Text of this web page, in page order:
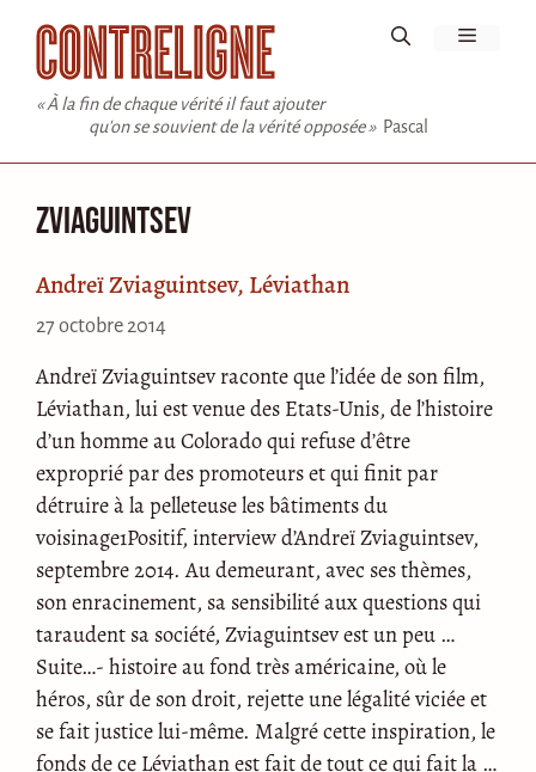
contenu
« À la fin de chaque vérité il faut ajouter
qu'on se souvient de la vérité opposée » Pascal
Menu
Zviaguintsev
Andreï Zviaguintsev, Léviathan
27 octobre 2014
Andreï Zviaguintsev raconte que l’idée de son film,
Léviathan, lui est venue des Etats-Unis, de l’histoire
d’un homme au Colorado qui refuse d’être
exproprié par des promoteurs et qui finit par
détruire à la pelleteuse les bâtiments du
voisinage1Positif, interview d’Andreï Zviaguintsev,
septembre 2014. Au demeurant, avec ses thèmes,
son enracinement, sa sensibilité aux questions qui
taraudent sa société, Zviaguintsev est un peu …
Suite…- histoire au fond très américaine, où le
héros, sûr de son droit, rejette une légalité viciée et
se fait justice lui-même. Malgré cette inspiration, le
fonds de ce Léviathan est fait de tout ce qui fait la …